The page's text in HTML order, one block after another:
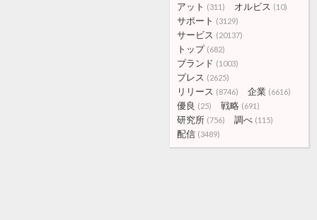
アット (311) オルビス (10)
サポート (3129)
サービス (20137)
トップ (682)
ブランド (1003)
プレス (2625)
リリース (8746) 企業 (6616)
優良 (25) 戦略 (691)
研究所 (756) 調べ (115)
配信 (3489)